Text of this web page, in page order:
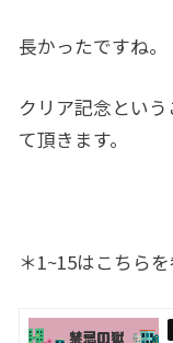
長かったですね。
クリア記念とい
て頂きます。
＊1~15はこちら